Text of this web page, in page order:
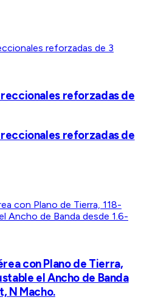
reforzadas de
reforzadas de
con Plano de Tierra,
el Ancho de Banda
N Macho.